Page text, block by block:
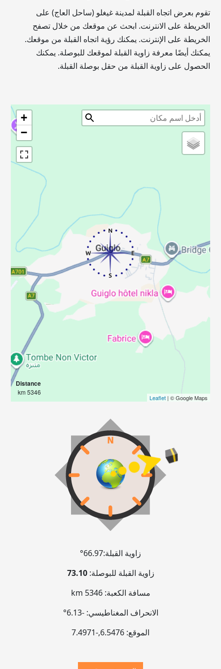
تقوم بعرض اتجاه القبلة لمدينة غيغلو (ساحل العاج) على
الخريطة على الانترنت. ابحث عن موقعك من خلال تصفح
الخريطة على الإنترنت. يمكنك رؤية اتجاه القبلة من موقعك.
يمكنك أيضًا معرفة زاوية القبلة لموقعك للبوصلة. يمكنك
الحصول على زاوية القبلة من حقل بوصلة القبلة.
+
−
Distance
5346 km
Leaflet| © Google Maps
زاوية القبلة:66.97°
زاوية القبلة للبوصلة:73.10
مسافة الكعبة:5346 km
الانحراف المغناطيسي:-6.13°
الموقع: 6.5476
,
-7.4971